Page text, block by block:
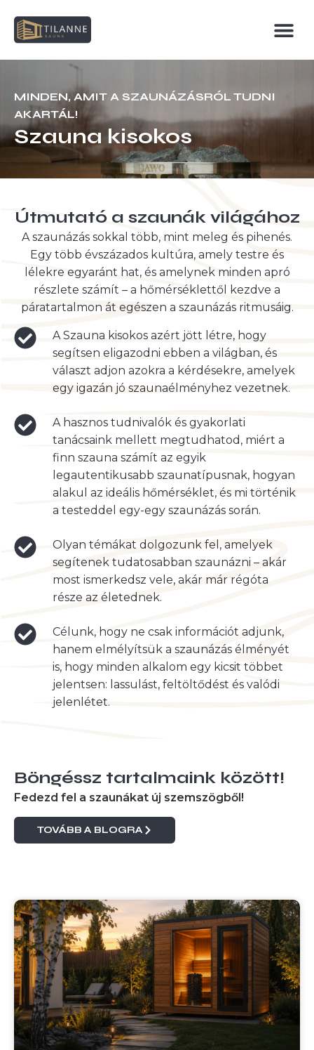
MINDEN, AMIT A SZAUNÁZÁSRÓL TUDNI
AKARTÁL!
Szauna kisokos
Útmutató a szaunák világához
A szaunázás sokkal több, mint meleg és pihenés.
Egy több évszázados kultúra, amely testre és
lélekre egyaránt hat, és amelynek minden apró
részlete számít – a hőmérséklettől kezdve a
páratartalmon át egészen a szaunázás ritmusáig.
A Szauna kisokos azért jött létre, hogy
segítsen eligazodni ebben a világban, és
választ adjon azokra a kérdésekre, amelyek
egy igazán jó szaunaélményhez vezetnek.
A hasznos tudnivalók és gyakorlati
tanácsaink mellett megtudhatod, miért a
finn szauna számít az egyik
legautentikusabb szaunatípusnak, hogyan
alakul az ideális hőmérséklet, és mi történik
a testeddel egy-egy szaunázás során.
Olyan témákat dolgozunk fel, amelyek
segítenek tudatosabban szaunázni – akár
most ismerkedsz vele, akár már régóta
része az életednek.
Célunk, hogy ne csak információt adjunk,
hanem elmélyítsük a szaunázás élményét
is, hogy minden alkalom egy kicsit többet
jelentsen: lassulást, feltöltődést és valódi
jelenlétet.
Böngéssz tartalmaink között!
Fedezd fel a szaunákat új szemszögből!
TOVÁBB A BLOGRA